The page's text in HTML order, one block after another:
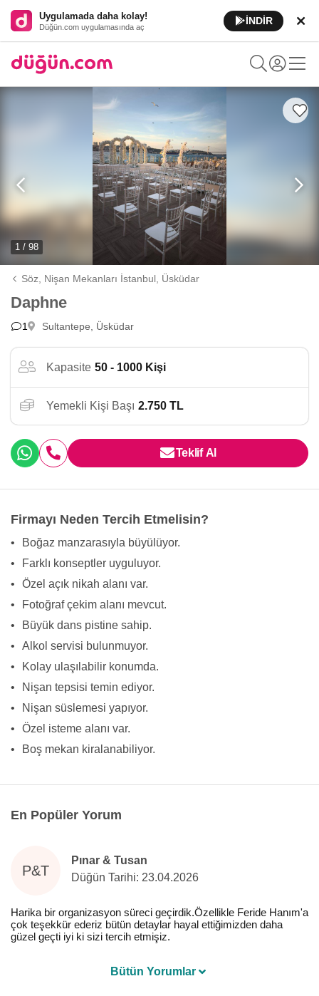
Uygulamada daha kolay!
Düğün.com uygulamasında aç
İNDİR
1 / 98
Söz, Nişan Mekanları İstanbul, Üsküdar
Daphne
1 Sultantepe, Üsküdar
Kapasite 50 - 1000 Kişi
Yemekli Kişi Başı 2.750 TL
Teklif Al
Firmayı Neden Tercih Etmelisin?
•
Boğaz manzarasıyla büyülüyor.
•
Farklı konseptler uyguluyor.
•
Özel açık nikah alanı var.
•
Fotoğraf çekim alanı mevcut.
•
Büyük dans pistine sahip.
•
Alkol servisi bulunmuyor.
•
Kolay ulaşılabilir konumda.
•
Nişan tepsisi temin ediyor.
•
Nişan süslemesi yapıyor.
•
Özel isteme alanı var.
•
Boş mekan kiralanabiliyor.
En Popüler Yorum
P&T
Pınar & Tusan
Düğün Tarihi: 23.04.2026
Harika bir organizasyon süreci geçirdik.Özellikle Feride Hanım'a
çok teşekkür ederiz bütün detaylar hayal ettiğimizden daha
güzel geçti iyi ki sizi tercih etmişiz.
Bütün Yorumlar